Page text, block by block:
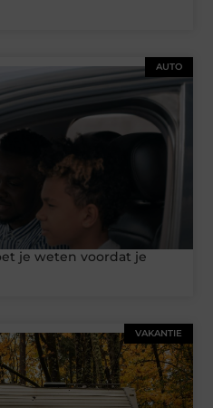
AUTO
je weten voordat je
VAKANTIE